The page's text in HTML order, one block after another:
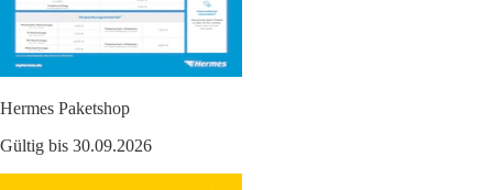
Hermes Paketshop
Gültig bis 30.09.2026